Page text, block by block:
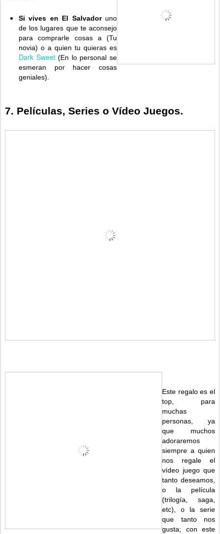
Si vives en El Salvadoruno
de los lugares que te aconsejo
para comprarle cosas a (Tu
novia) o a quien tu quieras es
Dark Sweet(En lo personal se
esmeran por hacer cosas
geniales).
7. Películas, Series o Vídeo Juegos.
Este regalo es el
top, para
muchas
personas, ya
que muchos
adoraremos
siempre a quien
nos regale el
vídeo juego que
tanto deseamos,
o la película
(trilogía, saga,
etc), o la serie
que tanto nos
gusta; con este